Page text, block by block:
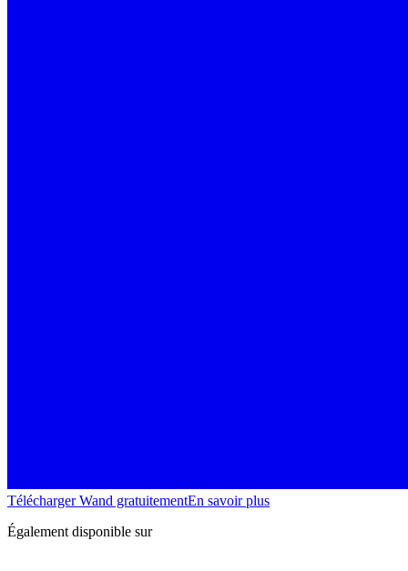
Télécharger Wand gratuitementEn savoir plus
Également disponible sur